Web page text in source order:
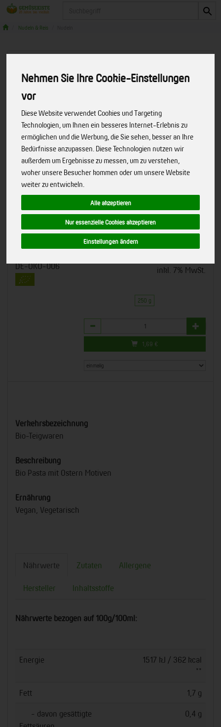
Nehmen Sie Ihre Cookie-Einstellungen
vor
Diese Website verwendet Cookies und Targeting
Technologien, um Ihnen ein besseres Internet-Erlebnis zu
ermöglichen und die Werbung, die Sie sehen, besser an Ihre
Bedürfnisse anzupassen. Diese Technologien nutzen wir
außerdem um Ergebnisse zu messen, um zu verstehen,
woher unsere Besucher kommen oder um unsere Website
weiter zu entwickeln.
Alle akzeptieren
Nur essenzielle Cookies akzeptieren
Einstellungen ändern
Nudeln & Reis
Pasta - Hoppel Hasen
Bio Pasta mit Ostern Motiven
28729
Alb-Gold Teigwaren GmbH
DE-ÖKO-006
inkl. 7% MwSt.
250 g
Anzahl
1,69 €
Verkehrsbezeichnung
Bio-Teigwaren
Beschreibung
Bio Pasta mit Ostern Motiven
Ernährung
Vegan, Vegetarisch
Nährwerte Zutaten Allergene
Hersteller Inhaltsstoffe
Nährwerte bezogen auf 100g/100ml:
Energie 1517 kJ / 362 kcal
**
Fett 1,7 g
- davon gesättigte
0,4 g